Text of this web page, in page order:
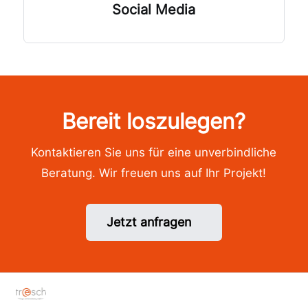
Social Media
Bereit loszulegen?
Kontaktieren Sie uns für eine unverbindliche
Beratung. Wir freuen uns auf Ihr Projekt!
Jetzt anfragen